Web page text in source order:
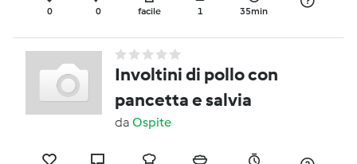
0 0 facile 1 35min
Involtini di pollo con
pancetta e salvia
da Ospite